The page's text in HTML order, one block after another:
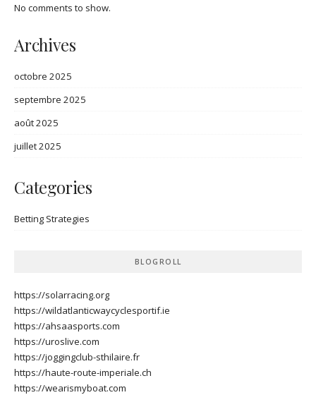
No comments to show.
Archives
octobre 2025
septembre 2025
août 2025
juillet 2025
Categories
Betting Strategies
BLOGROLL
https://solarracing.org
https://wildatlanticwaycyclesportif.ie
https://ahsaasports.com
https://uroslive.com
https://joggingclub-sthilaire.fr
https://haute-route-imperiale.ch
https://wearismyboat.com